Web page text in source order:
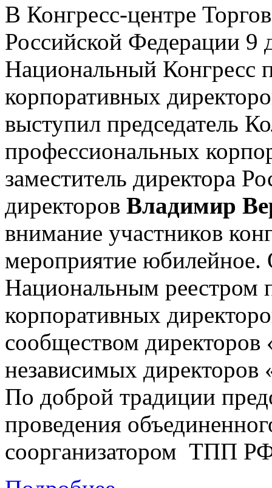
В Конгресс-центре
Российской Федерации 9
Национальный Конгресс
корпоративных
выступил председатель
профессиональных
заместитель директора
директоров Владимир
внимание участников
мероприятие юбилейное.
Национальным реестром
корпоративных
сообществом
независимых
По доброй традиции
проведения
соорганизатором ТПП